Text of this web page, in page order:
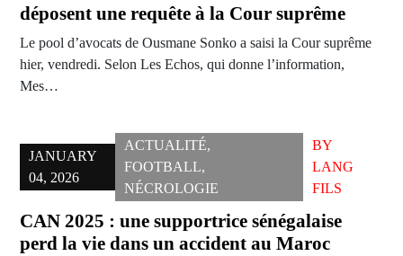
déposent une requête à la Cour suprême
Le pool d’avocats de Ousmane Sonko a saisi la Cour suprême
hier, vendredi. Selon Les Echos, qui donne l’information,
Mes…
JANUARY
04, 2026
ACTUALITÉ,
FOOTBALL,
NÉCROLOGIE
BY
LANG
FILS
CAN 2025 : une supportrice sénégalaise
perd la vie dans un accident au Maroc